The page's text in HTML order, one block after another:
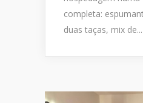
completa:
duas taças, mix de...